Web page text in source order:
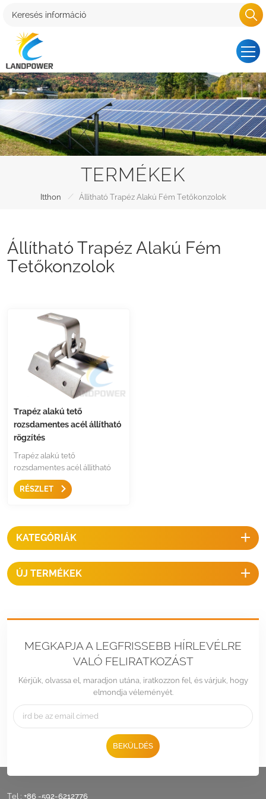
TERMÉKEK
Itthon / Állítható Trapéz Alakú Fém Tetőkonzolok
Állítható Trapéz Alakú Fém
Tetőkonzolok
Trapéz alakú tető
rozsdamentes acél állítható
rögzítés
Trapéz alakú tető
rozsdamentes acél állítható
rögzítés
RÉSZLET
KATEGÓRIÁK
ÚJ TERMÉKEK
MEGKAPJA A LEGFRISSEBB HÍRLEVÉLRE
VALÓ FELIRATKOZÁST
Kérjük, olvassa el, maradjon utána, iratkozzon fel, és várjuk, hogy
elmondja véleményét.
BEKÜLDÉS
Tel : +86 -592-6212776